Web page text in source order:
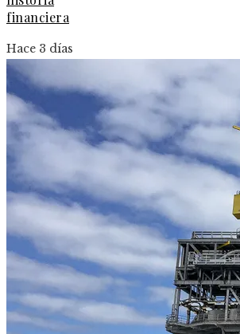
financiera
Hace 3 días